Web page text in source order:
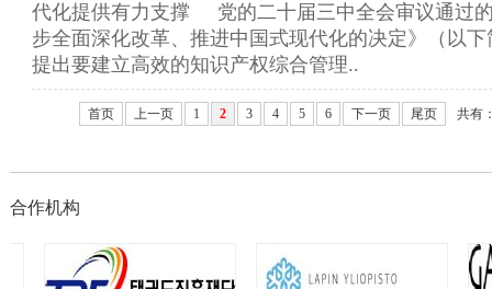
代化提供有力支撑 党的二十届三中全会审议通过
步全面深化改革、推进中国式现代化的决定》（以
提出要建立高效的知识产权综合管理..
首页 上一页 1 2 3 4 5 6 下一页 尾页 共有
合作机构